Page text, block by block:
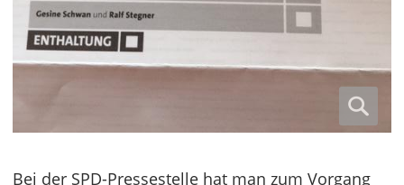
Bei der SPD-Pressestelle hat man zum Vorgang